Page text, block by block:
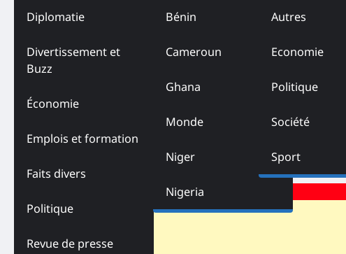
Diplomatie
Divertissement et
Buzz
Économie
Emplois et formation
Faits divers
Politique
Revue de presse
Bénin
Cameroun
Ghana
Monde
Niger
Nigeria
Autres
Economie
Politique
Société
Sport